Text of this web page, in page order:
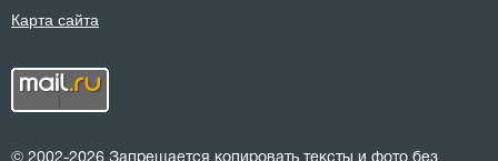
Карта сайта
© 2002-2026 Запрещается копировать тексты и фото без